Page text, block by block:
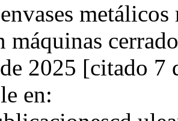
máquinas
2025 [citado
en: